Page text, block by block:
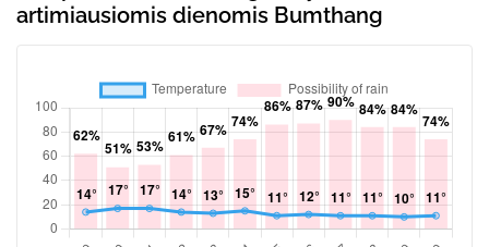
artimiausiomis dienomis Bumthang